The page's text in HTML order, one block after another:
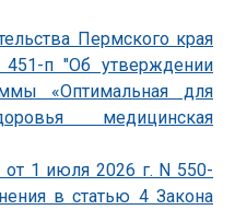
Пермского края
п "Об утверждении
«Оптимальная для
медицинская
1 июля 2026 г. N 550-
в статью 4 Закона